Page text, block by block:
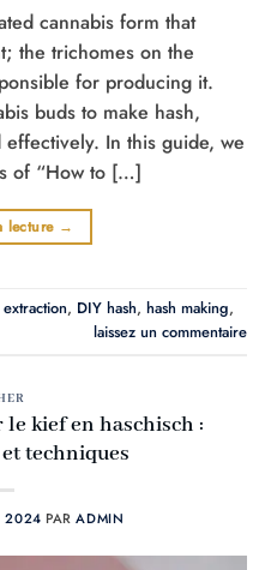
cannabis form that
the trichomes on the
for producing it.
buds to make hash,
In this guide, we
of “How to […]
lecture →
, DIY hash, hash making,
laissez un commentaire
kief en haschisch :
techniques
2024 PARADMIN